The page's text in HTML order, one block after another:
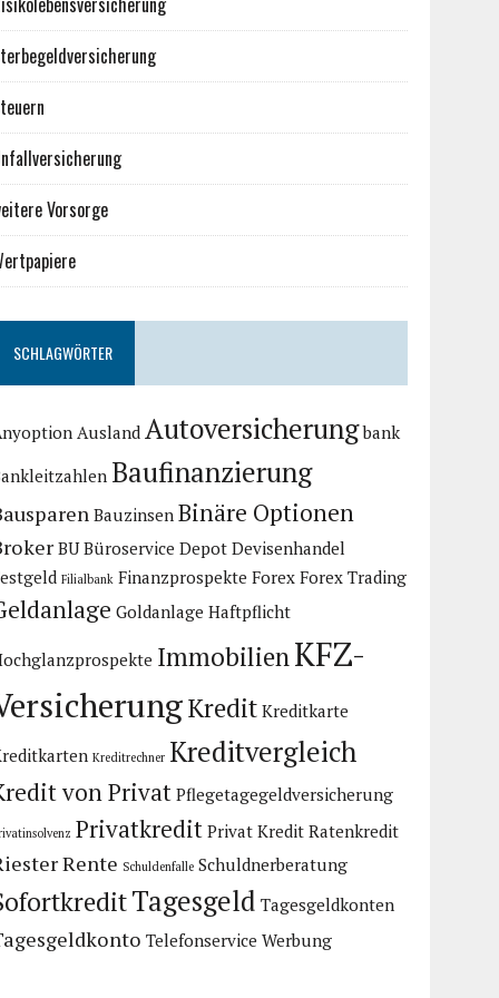
Vorsorge
SCHLAGWÖRTER
Ausland Autoversicherung bank
Baufinanzierung
Bauzinsen Binäre Optionen
BU Büroservice Depot Devisenhandel
Filialbank Finanzprospekte Forex Forex Trading
Goldanlage Haftpflicht
ImmobilienKFZ-
Kredit Kreditkarte
Kreditrechner Kreditvergleich
von Privat Pflegetagegeldversicherung
Privatkredit Privat Kredit Ratenkredit
Rente Schuldenfalle Schuldnerberatung
Tagesgeld Tagesgeldkonten
Telefonservice Werbung